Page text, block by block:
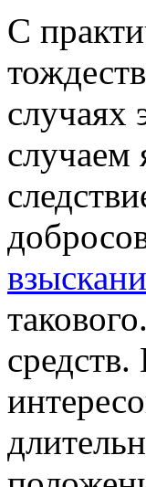
С
случаях
случаем